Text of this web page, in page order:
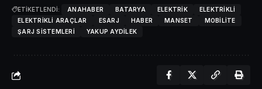
ETİKETLENDİ: ANAHABER BATARYA ELEKTRIK
ELEKTRIKLI
ELEKTRIKLI ARAÇLAR
ESARJ HABER MANSET
MOBILITE
ŞARJ SISTEMLERI
YAKUP AYDILEK